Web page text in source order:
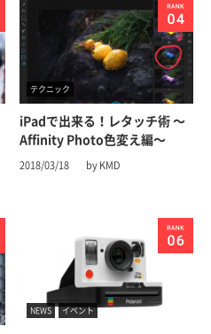
テクニック
iPadで出来る！レタッチ術 〜
Affinity Photo色変え編〜
2018/03/18 by KMD
NEWS イベント